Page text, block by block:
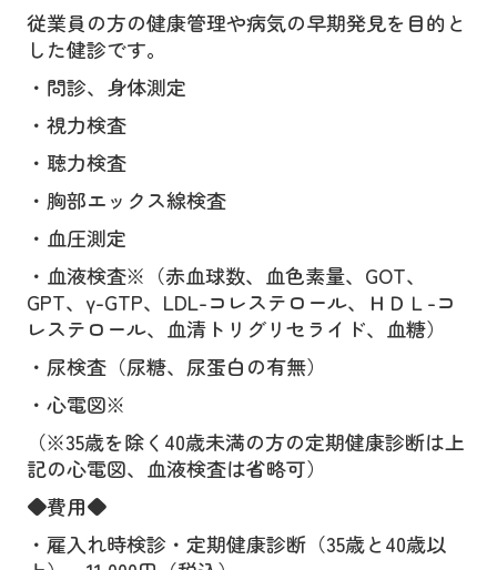
アレルギー科
予防接種
禁煙外来
健康診断
交通案内
従業員の方の健康管理や病気の早期発見を目的と
した健診です。
・問診、身体測定
・視力検査
・聴力検査
・胸部エックス線検査
・血圧測定
・血液検査※（赤血球数、血色素量、 GOT、
GPT、γ-GTP、 LDL-コレステロール、 ＨＤＬ -コ
レステロール、血清トリグリセライド、血糖）
・尿検査（尿糖、尿蛋白の有無）
・心電図※
（※35歳を除く 40歳未満の方の定期健康診断は上
記の心電図、血液検査は省略可）
◆費用◆
・雇入れ時検診・定期健康診断（35歳と40歳以